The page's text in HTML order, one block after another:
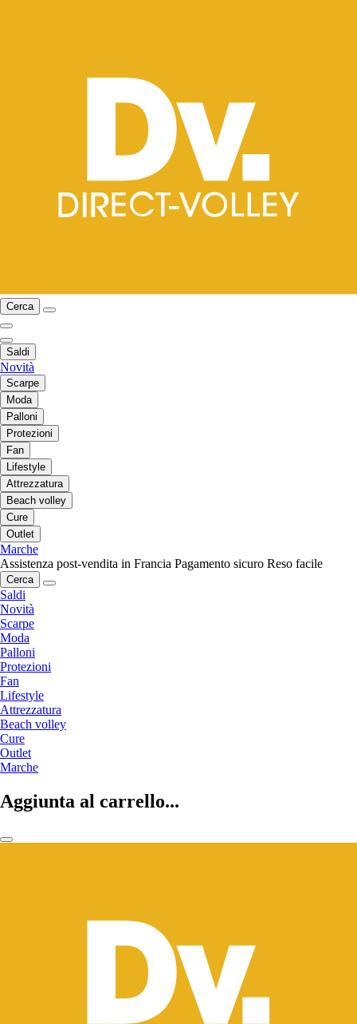
Cerca
Saldi
Novità
Scarpe
Moda
Palloni
Protezioni
Fan
Lifestyle
Attrezzatura
Beach volley
Cure
Outlet
Marche
Assistenza post-vendita in Francia Pagamento sicuro Reso facile
Cerca
Saldi
Novità
Scarpe
Moda
Palloni
Protezioni
Fan
Lifestyle
Attrezzatura
Beach volley
Cure
Outlet
Marche
Aggiunta al carrello...